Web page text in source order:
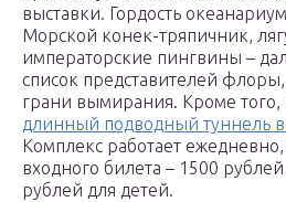
выставки. Гордость
Морской конек-тряпичник,
императорские пингвины –
список представителей
грани вымирания. Кроме того,
длинный подводный туннель
Комплекс работает
входного билета – 1500
рублей для детей.